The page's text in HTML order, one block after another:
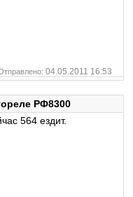
04.05.2011 16:53
РФ8300
564 ездит.